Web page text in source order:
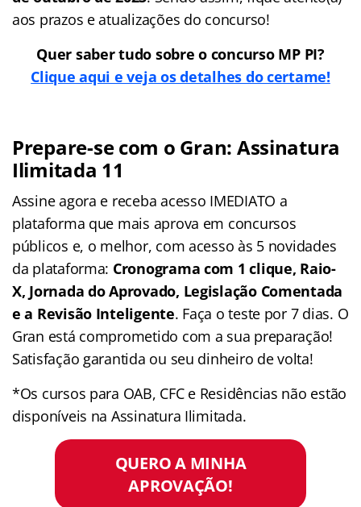
aos prazos e atualizações do concurso!
Quer saber tudo sobre o concurso MP PI?
Clique aqui e veja os detalhes do certame!
Prepare-se com o Gran: Assinatura
Ilimitada 11
Assine agora e receba acesso IMEDIATO a
plataforma que mais aprova em concursos
públicos e, o melhor, com acesso às 5 novidades
da plataforma: Cronograma com 1 clique, Raio-
X, Jornada do Aprovado, Legislação Comentada
e a Revisão Inteligente. Faça o teste por 7 dias. O
Gran está comprometido com a sua preparação!
Satisfação garantida ou seu dinheiro de volta!
*Os cursos para OAB, CFC e Residências não estão
disponíveis na Assinatura Ilimitada.
QUERO A MINHA
APROVAÇÃO!